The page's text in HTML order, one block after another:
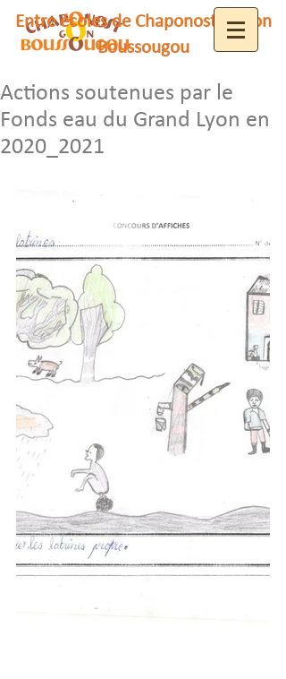
Entre écoles de Chaponost et Gon
Boussougou
Actions soutenues par le
Fonds eau du Grand Lyon en
2020_2021